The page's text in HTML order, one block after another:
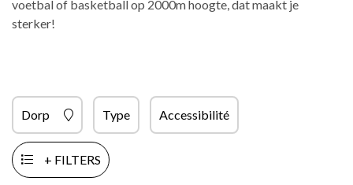
voetbal of basketball op 2000m hoogte, dat maakt je
sterker!
Dorp Type Accessibilité
+ FILTERS